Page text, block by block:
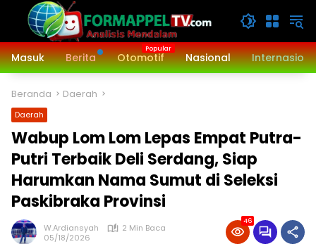
Langsung
konten
Masuk
Berita Otomotif Nasional
Beranda Daerah
Daerah
Wabup Lom Lom Lepas Empat Putra-
Putri Terbaik Deli Serdang, Siap
Harumkan Nama Sumut di Seleksi
Paskibraka Provinsi
W.Ardiansyah
2 Min Baca
05/18/2026
46